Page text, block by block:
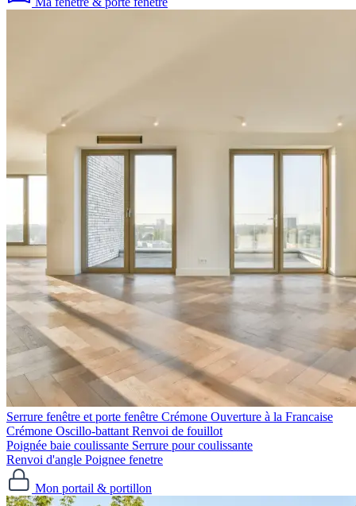
Serrure fenêtre et porte fenêtre Crémone Ouverture à la Francaise
Crémone Oscillo-battant Renvoi de fouillot
Poignée baie coulissante Serrure pour coulissante
Renvoi d'angle Poignee fenetre
Mon portail & portillon